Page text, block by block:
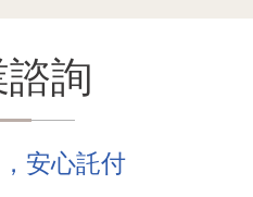
詢
安心託付